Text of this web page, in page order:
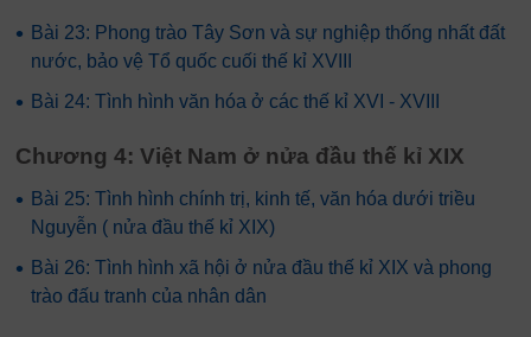
• Bài 23: Phong trào Tây Sơn và sự nghiệp thống nhất đất
nước, bảo vệ Tổ quốc cuối thế kỉ XVIII
• Bài 24: Tình hình văn hóa ở các thế kỉ XVI - XVIII
Chương 4: Việt Nam ở nửa đầu thế kỉ XIX
• Bài 25: Tình hình chính trị, kinh tế, văn hóa dưới triều
Nguyễn ( nửa đầu thế kỉ XIX)
• Bài 26: Tình hình xã hội ở nửa đầu thế kỉ XIX và phong
trào đấu tranh của nhân dân